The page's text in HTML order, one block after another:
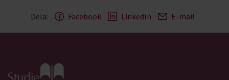
Dela: Facebook LinkedIn E-mail
Gå till studiefrämjandets startsida